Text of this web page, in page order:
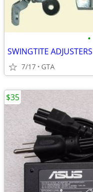
•
SWINGTITE
7/17 GTA
$35